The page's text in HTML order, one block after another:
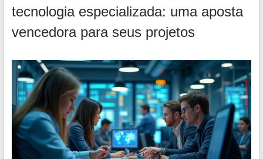
tecnologia especializada: uma aposta
vencedora para seus projetos